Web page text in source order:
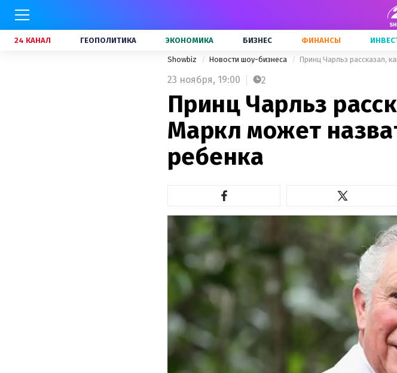
24 КАНАЛ ГЕОПОЛИТИКА ЭКОНОМИКА БИЗНЕС ФИНАНСЫ
Showbiz Новости шоу-бизнеса Принц Чарльз рассказал,
23 ноября, 19:00 2
Принц Чарльз
Маркл может
ребенка